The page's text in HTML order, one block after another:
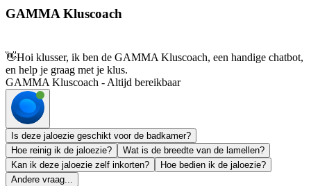
GAMMA Kluscoach
👋Hoi klusser, ik ben de GAMMA Kluscoach, een handige chatbot,
en help je graag met je klus.
GAMMA Kluscoach - Altijd bereikbaar
Is deze jaloezie geschikt voor de badkamer?
Hoe reinig ik de jaloezie?
Wat is de breedte van de lamellen?
Kan ik deze jaloezie zelf inkorten?
Hoe bedien ik de jaloezie?
Andere vraag...